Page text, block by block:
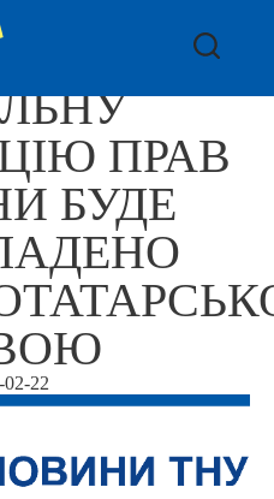
ПРАВ
БУДЕ
02-22